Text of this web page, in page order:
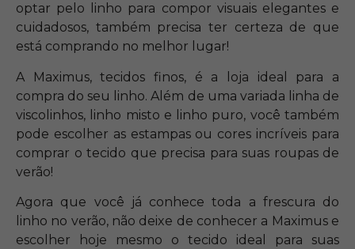
optar pelo linho para compor visuais elegantes e
cuidadosos, também precisa ter certeza de que
está comprando no melhor lugar!
A Maximus, tecidos finos, é a loja ideal para a
compra do seu linho. Além de uma variada linha de
viscolinhos, linho misto e linho puro, você também
pode escolher as estampas ou cores incríveis para
comprar o tecido que precisa para suas roupas de
verão!
Agora que você já conhece toda a frescura do
linho no verão, não deixe de conhecer a Maximus e
escolher hoje mesmo o tecido ideal para suas